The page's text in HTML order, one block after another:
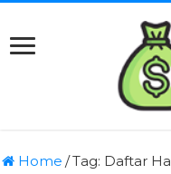
Home /Tag: Daftar